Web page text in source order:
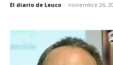
El diario de Leuco - noviembre 26,